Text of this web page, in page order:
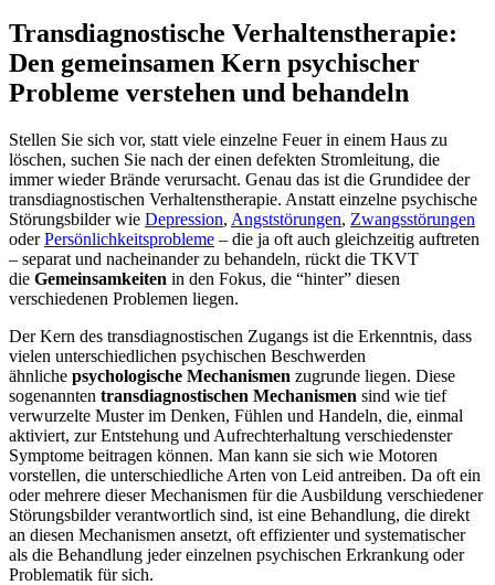
Transdiagnostische Verhaltenstherapie:
Den gemeinsamen Kern psychischer
Probleme verstehen und behandeln
Stellen Sie sich vor, statt viele einzelne Feuer in einem Haus zu
löschen, suchen Sie nach der einen defekten Stromleitung, die
immer wieder Brände verursacht. Genau das ist die Grundidee der
transdiagnostischen Verhaltenstherapie. Anstatt einzelne psychische
Störungsbilder wie Depression, Angststörungen, Zwangsstörungen
oderPersönlichkeitsprobleme – die ja oft auch gleichzeitig auftreten
– separat und nacheinander zu behandeln, rückt die TKVT
die Gemeinsamkeiten in den Fokus, die “hinter” diesen
verschiedenen Problemen liegen.
Der Kern des transdiagnostischen Zugangs ist die Erkenntnis, dass
vielen unterschiedlichen psychischen Beschwerden
ähnliche psychologische Mechanismen zugrunde liegen. Diese
sogenannten transdiagnostischen Mechanismen sind wie tief
verwurzelte Muster im Denken, Fühlen und Handeln, die, einmal
aktiviert, zur Entstehung und Aufrechterhaltung verschiedenster
Symptome beitragen können. Man kann sie sich wie Motoren
vorstellen, die unterschiedliche Arten von Leid antreiben. Da oft ein
oder mehrere dieser Mechanismen für die Ausbildung verschiedener
Störungsbilder verantwortlich sind, ist eine Behandlung, die direkt
an diesen Mechanismen ansetzt, oft effizienter und systematischer
als die Behandlung jeder einzelnen psychischen Erkrankung oder
Problematik für sich.